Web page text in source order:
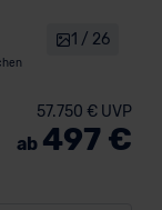
1 / 26
57.750 € UVP
ab 497 €